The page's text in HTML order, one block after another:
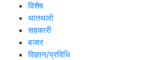
विशेष
थातथलो
सहकारी
बजार
विज्ञान/प्रविधि